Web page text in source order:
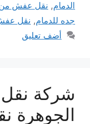
الدمام, نقل عفش من
جده للدمام, نقل
أضف تعليق
شركة
الجوهرة